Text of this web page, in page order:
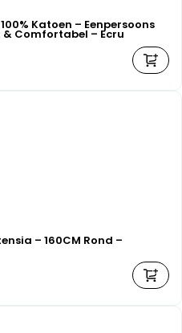
Katoen – Eenpersoons
& Comfortabel – Ecru
– 160CM Rond –